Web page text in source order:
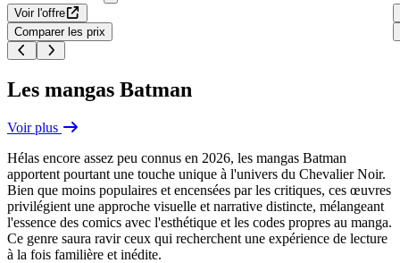
Voir l'offre
Comparer les prix
Les mangas Batman
Voir plus
Hélas encore assez peu connus en 2026, les mangas Batman
apportent pourtant une touche unique à l'univers du Chevalier Noir.
Bien que moins populaires et encensées par les critiques, ces œuvres
privilégient une approche visuelle et narrative distincte, mélangeant
l'essence des comics avec l'esthétique et les codes propres au manga.
Ce genre saura ravir ceux qui recherchent une expérience de lecture
à la fois familière et inédite.